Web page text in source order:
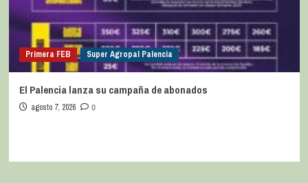
Primera FEB Super Agropal Palencia
El Palencia lanza su campaña de abonados
agosto 7, 2026 0